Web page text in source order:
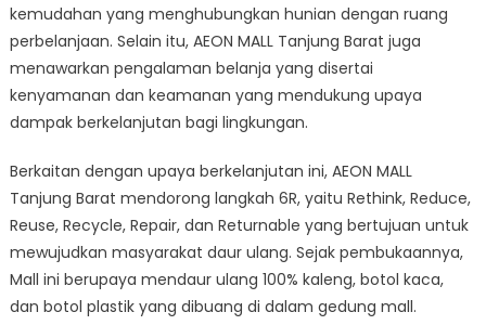
kemudahan yang menghubungkan hunian dengan ruang
perbelanjaan. Selain itu, AEON MALL Tanjung Barat juga
menawarkan pengalaman belanja yang disertai
kenyamanan dan keamanan yang mendukung upaya
dampak berkelanjutan bagi lingkungan.
Berkaitan dengan upaya berkelanjutan ini, AEON MALL
Tanjung Barat mendorong langkah 6R, yaitu Rethink, Reduce,
Reuse, Recycle, Repair, dan Returnable yang bertujuan untuk
mewujudkan masyarakat daur ulang. Sejak pembukaannya,
Mall ini berupaya mendaur ulang 100% kaleng, botol kaca,
dan botol plastik yang dibuang di dalam gedung mall.